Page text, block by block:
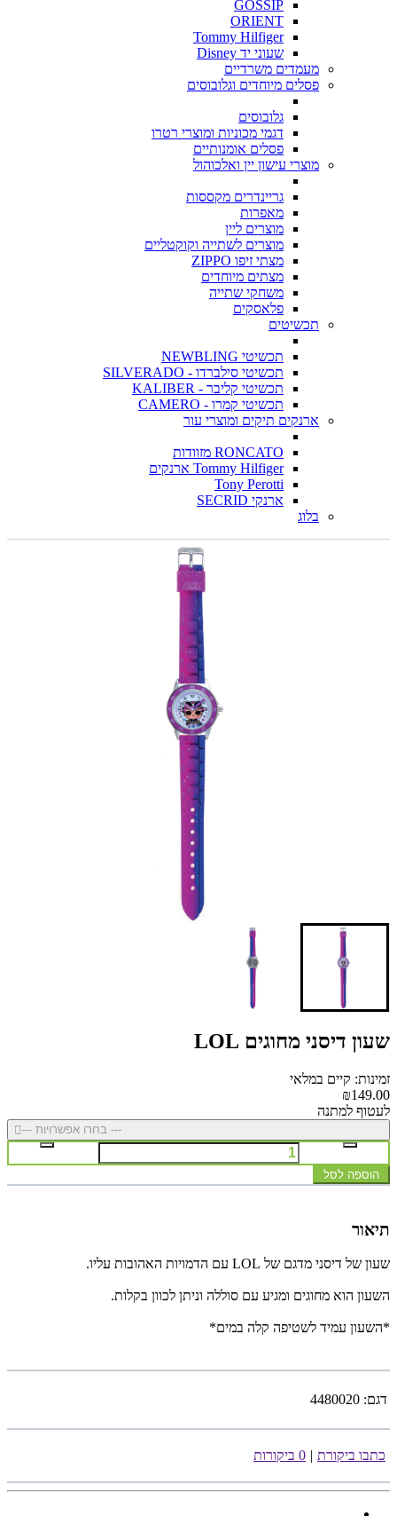
GOSSIP
ORIENT
Tommy Hilfiger
שעוני יד Disney
מעמדים משרדיים
פסלים מיוחדים וגלובוסים
גלובוסים
דגמי מכוניות ומוצרי רטרו
פסלים אומנותיים
מוצרי עישון יין ואלכוהול
גריינדרים מקססות
מאפרות
מוצרים ליין
מוצרים לשתייה וקוקטליים
מצתי זיפו ZIPPO
מצתים מיוחדים
משחקי שתייה
פלאסקים
תכשיטים
תכשיטי NEWBLING
תכשיטי סילברדו - SILVERADO
תכשיטי קליבר - KALIBER
תכשיטי קמרו - CAMERO
ארנקים תיקים ומוצרי עור
RONCATO מזוודות
Tommy Hilfiger ארנקים
Tony Perotti
ארנקי SECRID
בלוג
שעון דיסני מחוגים LOL
זמינות: קיים במלאי
₪149.00
לעטוף למתנה
--- בחרו אפשרויות ---
הוספה לסל
תיאור
שעון של דיסני מדגם של LOL עם הדמויות האהובות עליו.
השעון הוא מחוגים ומגיע עם סוללה וניתן לכוון בקלות.
*השעון עמיד לשטיפה קלה במים*
דגם: 4480020
כתבו ביקורת | 0 ביקורות